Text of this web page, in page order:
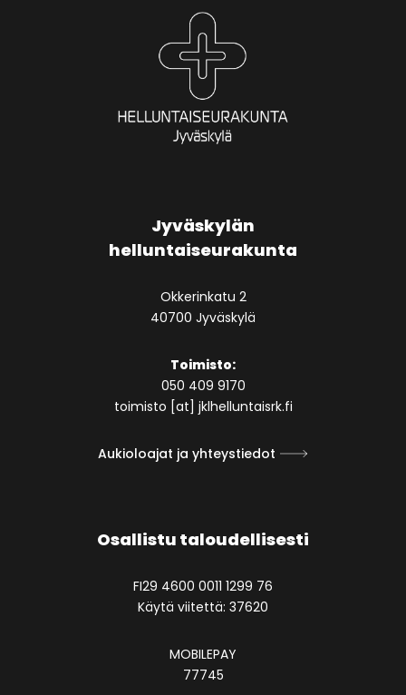
Jyväskylän
helluntaiseurakunta
Okkerinkatu 2
40700 Jyväskylä
Toimisto:
050 409 9170
toimisto [at] jklhelluntaisrk.fi
Aukioloajat ja yhteystiedot
Osallistu taloudellisesti
FI29 4600 0011 1299 76
Käytä viitettä: 37620
MOBILEPAY
77745